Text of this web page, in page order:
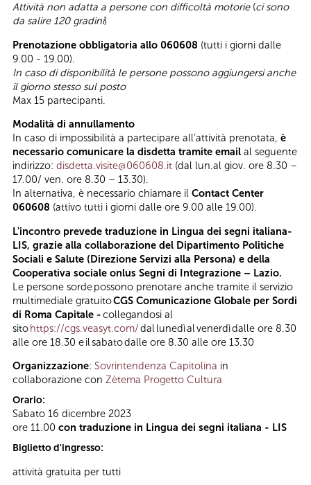
Attività non adatta a persone con difficoltà motorie(ci sono
da salire 120 gradini)
Prenotazione obbligatoria allo 060608 (tutti i giorni dalle
9.00 - 19.00).
In caso di disponibilità le persone possono aggiungersi anche
il giorno stesso sul posto
Max 15 partecipanti.
Modalità di annullamento
In caso di impossibilità a partecipare all’attività prenotata, è
necessario comunicare la disdetta tramite email al seguente
indirizzo: disdetta.visite@060608.it (dal lun.al giov. ore 8.30 –
17.00/ ven. ore 8.30 – 13.30).
In alternativa, è necessario chiamare il Contact Center
060608 (attivo tutti i giorni dalle ore 9.00 alle 19.00).
L'incontro prevede traduzione in Lingua dei segni italiana-
LIS, grazie alla collaborazione del Dipartimento Politiche
Sociali e Salute (Direzione Servizi alla Persona) e della
Cooperativa sociale onlus Segni di Integrazione – Lazio.
Le persone sorde possono prenotare anche tramite il servizio
multimediale gratuitoCGS Comunicazione Globale per Sordi
di Roma Capitale -collegandosi al
sitohttps://cgs.veasyt.com/dal lunedì al venerdì dalle ore 8.30
alle ore 18.30 e il sabato dalle ore 8.30 alle ore 13.30
Organizzazione: Sovrintendenza Capitolina in
collaborazione con Zètema Progetto Cultura
Orario:
Sabato 16 dicembre 2023
ore 11.00 con traduzione in Lingua dei segni italiana - LIS
Biglietto d'ingresso:
attività gratuita per tutti